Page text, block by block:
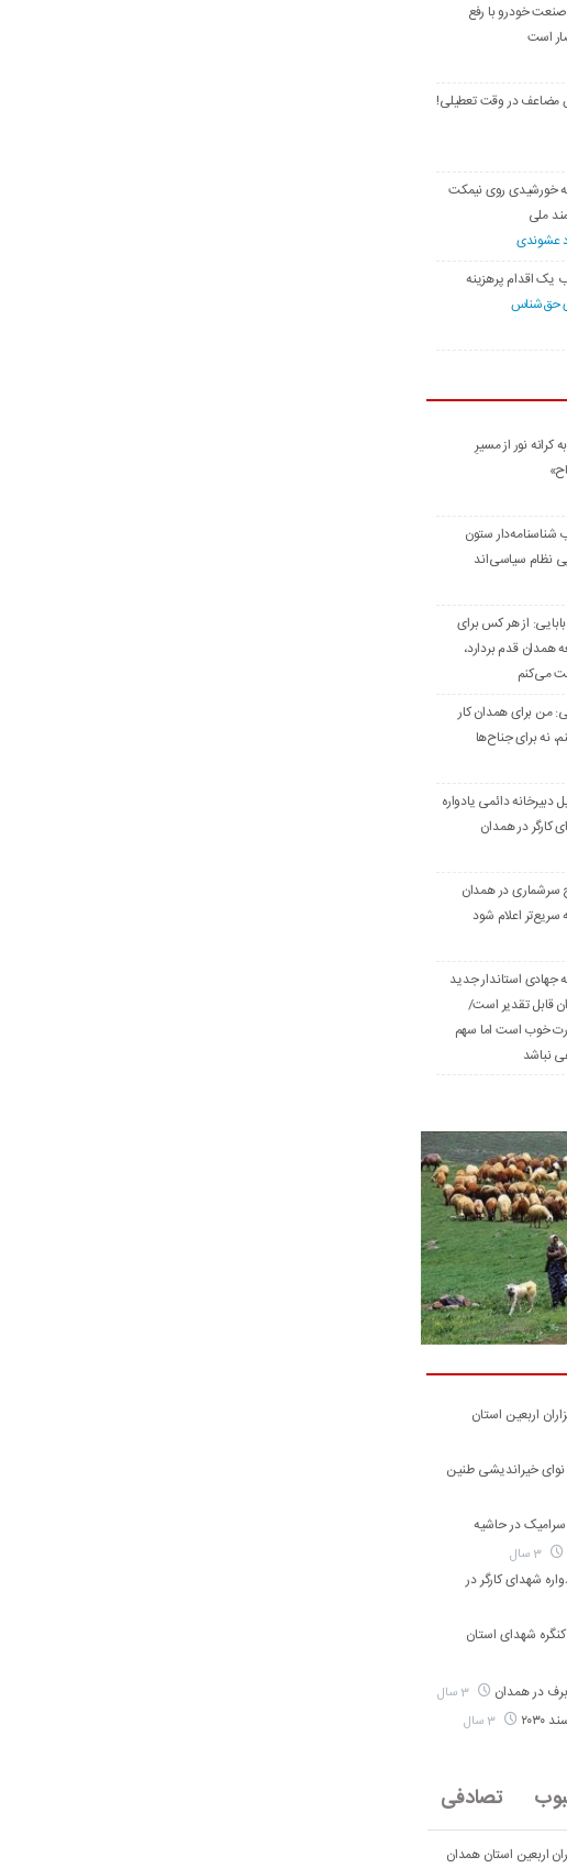
خودرو با رفع
است
مضاعف در وقت تعطیلی!
خورشیدی روی نیمکت
ملی
عشوندی
یک اقدام پرهزینه
حق‌شناس
کرانه‌ نور از مسیرِ
شناسنامه‌دار ستون
نظام سیاسی‌اند
از هر کس برای
همدان قدم بردارد،
می‌کنم
من برای همدان کار
نه برای جناح‌ها
دبیرخانه دائمی یادواره
کارگر در همدان
سرشماری در همدان
اعلام شود
جهادی استاندار جدید
قابل تقدیر است/
خوب است اما سهم
نباشد
تصادفی
اربعین استان همدان
اربعین استان
خیراندیشی طنین
در حاشیه
3 سال
شهدای کارگر در
شهدای استان
در همدان 3 سال
3 سال